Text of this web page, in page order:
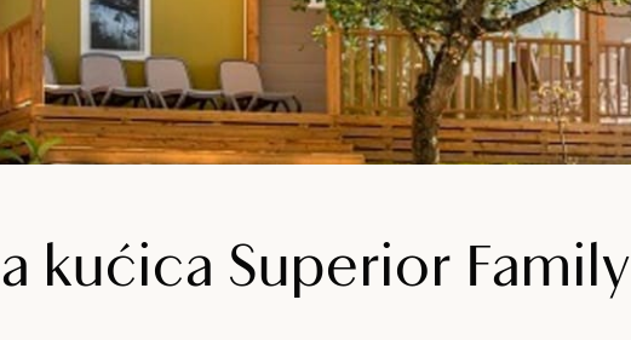
kućica Superior Family